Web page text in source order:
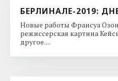
БЕРЛИНАЛЕ-2019:
Новые работы Франсуа
режиссерская картина
другое. ...